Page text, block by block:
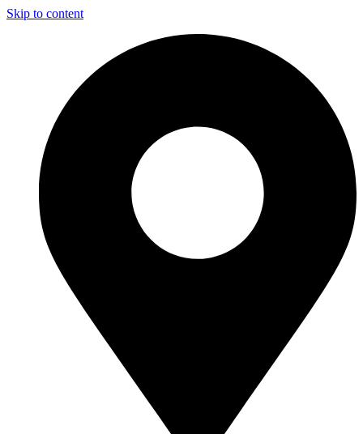
Skip to content